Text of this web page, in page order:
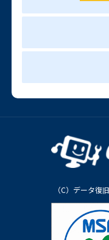
（C）データ復